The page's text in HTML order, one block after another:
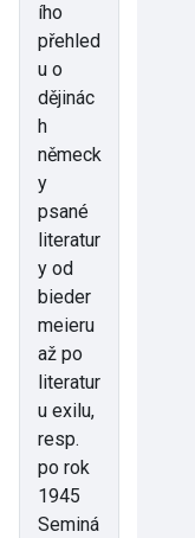
ího
přehled
u o
dějinác
h
německ
y
psané
literatur
y od
bieder
meieru
až po
literatur
u exilu,
resp.
po rok
1945
Seminá